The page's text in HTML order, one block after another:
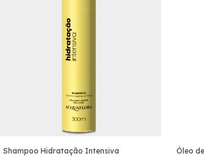
Shampoo Hidratação Intensiva
Óleo